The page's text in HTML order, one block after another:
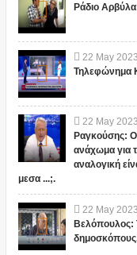
Ράδιο
22 May 2023
Τηλεφώνημα
22 May 2023
Ραγκούσης:
ανάχωμα για
αναλογική
μεσα ...;.
22 May 2023
Βελόπουλος: